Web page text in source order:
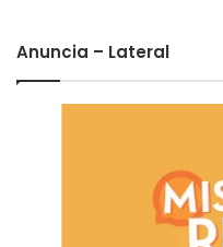
Anuncia – Lateral